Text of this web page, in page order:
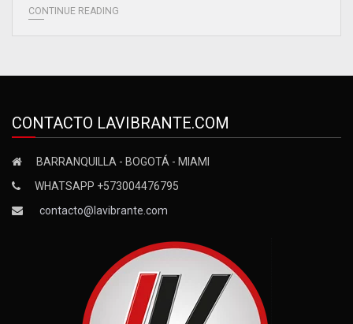
CONTINUE READING
CONTACTO LAVIBRANTE.COM
BARRANQUILLA - BOGOTÁ - MIAMI
WHATSAPP +573004476795
contacto@lavibrante.com